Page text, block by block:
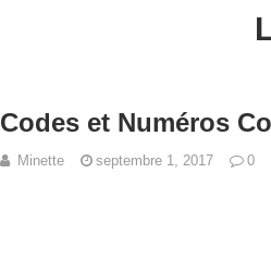
Codes et Numéros
Minette septembre 1, 2017 0